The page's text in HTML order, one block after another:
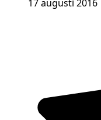
17 augusti 2016